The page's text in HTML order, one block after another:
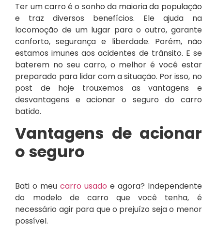
Ter um carro é o sonho da maioria da população
e traz diversos benefícios. Ele ajuda na
locomoção de um lugar para o outro, garante
conforto, segurança e liberdade. Porém, não
estamos imunes aos acidentes de trânsito. E se
baterem no seu carro, o melhor é você estar
preparado para lidar com a situação. Por isso, no
post de hoje trouxemos as vantagens e
desvantagens e acionar o seguro do carro
batido.
Vantagens de acionar
o seguro
Bati o meucarro usado e agora? Independente
do modelo de carro que você tenha, é
necessário agir para que o prejuízo seja o menor
possível.